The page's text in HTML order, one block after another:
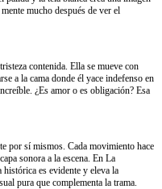
mucho después de ver el
contenida. Ella se mueve con
a la cama donde él yace indefenso en
¿Es amor o es obligación? Esa
por sí mismos. Cada movimiento hace
sonora a la escena. En La
es evidente y eleva la
pura que complementa la trama.